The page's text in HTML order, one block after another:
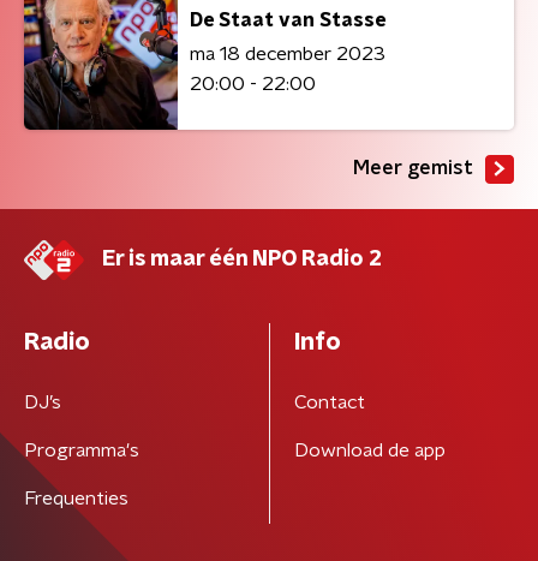
De Staat van Stasse
ma 18 december 2023
20:00 - 22:00
Meer gemist
Er is maar één NPO Radio 2
Radio
DJ’s
Programma's
Frequenties
Info
Contact
Download de app